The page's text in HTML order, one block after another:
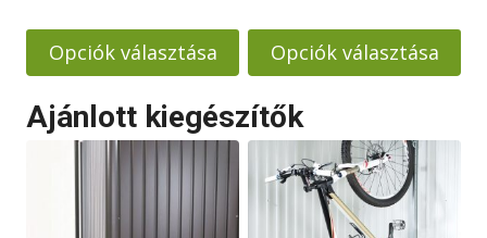
-
288000 Ft
Opciók választása
a
terméknek
variációja
-
472000 Ft
Opciók választása
a
terméknek
több
variációja
Ajánlott kiegészítők